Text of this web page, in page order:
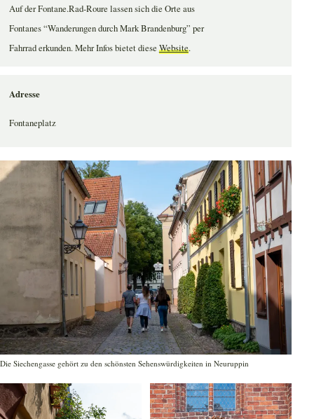
Auf der Fontane.Rad-Roure lassen sich die Orte aus
Fontanes “Wanderungen durch Mark Brandenburg” per
Fahrrad erkunden. Mehr Infos bietet diese Website.
Adresse
Fontaneplatz
Die Siechengasse gehört zu den schönsten Sehenswürdigkeiten in Neuruppin